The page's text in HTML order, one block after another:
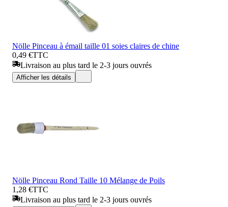
Nölle Pinceau à émail taille 01 soies claires de chine
0,49 €TTC
Livraison au plus tard le 2-3 jours ouvrés
Afficher les détails
Nölle Pinceau Rond Taille 10 Mélange de Poils
1,28 €TTC
Livraison au plus tard le 2-3 jours ouvrés